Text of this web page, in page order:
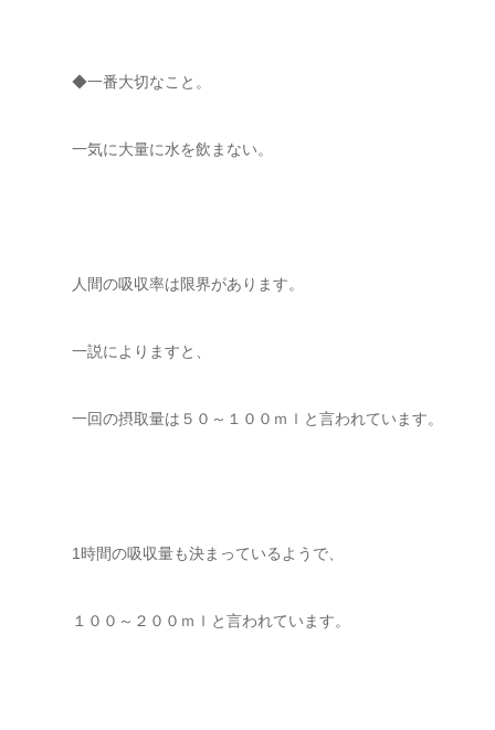
◆一番大切なこと。
一気に大量に水を飲まない。
人間の吸収率は限界があります。
一説によりますと、
一回の摂取量は５０～１００ｍｌと言われています。
1時間の吸収量も決まっているようで、
１００～２００ｍｌと言われています。